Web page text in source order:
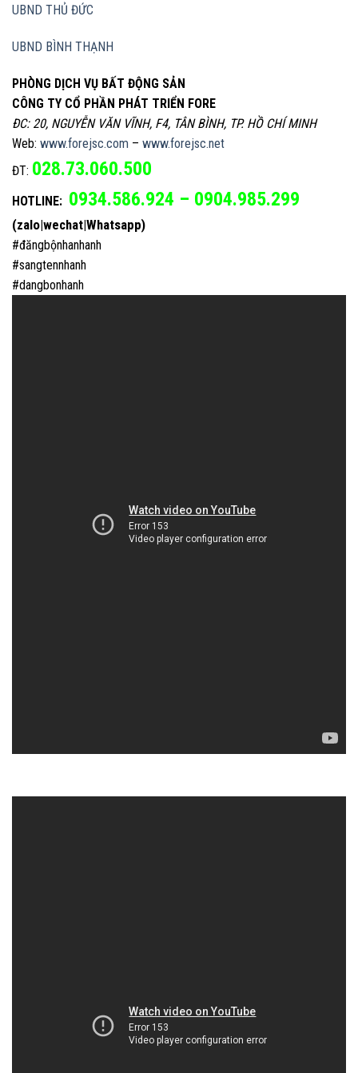
UBND THỦ ĐỨC
UBND BÌNH THẠNH
PHÒNG DỊCH VỤ BẤT ĐỘNG SẢN
CÔNG TY CỔ PHẦN PHÁT TRIỂN FORE
ĐC: 20, NGUYỄN VĂN VĨNH, F4, TÂN BÌNH, TP. HỒ CHÍ MINH
Web: www.forejsc.com – www.forejsc.net
ĐT: 028.73.060.500
HOTLINE: 0934.586.924 – 0904.985.299
(zalo|wechat|Whatsapp)
#đăngbộnhanhanh
#sangtennhanh
#dangbonhanh